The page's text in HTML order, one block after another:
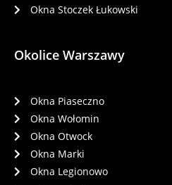
Okna Stoczek Łukowski
Okolice Warszawy
Okna Piaseczno
Okna Wołomin
Okna Otwock
Okna Marki
Okna Legionowo